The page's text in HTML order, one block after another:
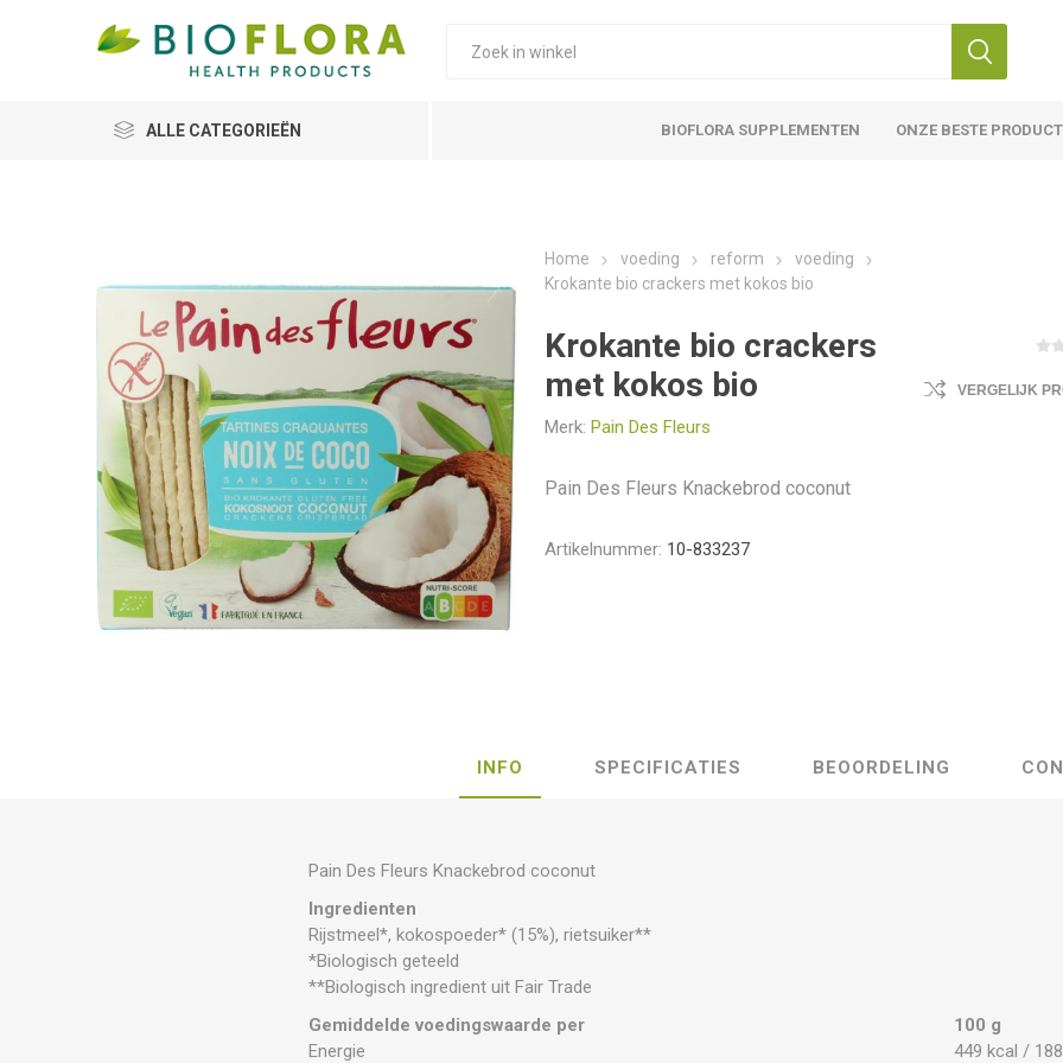
ALLE CATEGORIEËN BIOFLORA SUPPLEMENTEN ONZE BESTE
Home voeding reform
voeding
Krokante bio crackers met kokos bio
Krokante bio crackers
met kokos bio
Merk: Pain Des Fleurs
VERGELIJK
Pain Des Fleurs Knackebrod coconut
Artikelnummer: 10-833237
INFO SPECIFICATIES BEOORDELING
Pain Des Fleurs Knackebrod coconut
Ingredienten
Rijstmeel*, kokospoeder* (15%), rietsuiker**
*Biologisch geteeld
**Biologisch ingredient uit Fair Trade
Gemiddelde voedingswaarde per
100 g
Energie
449 kcal /